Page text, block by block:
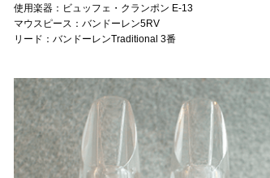
使用楽器：ビュッフェ・クランポン E-13
マウスピース：バンドーレン5RV
リード：バンドーレンTraditional 3番